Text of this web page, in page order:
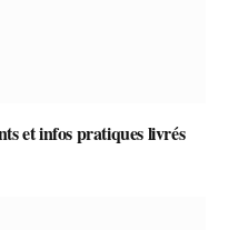
et infos pratiques livrés